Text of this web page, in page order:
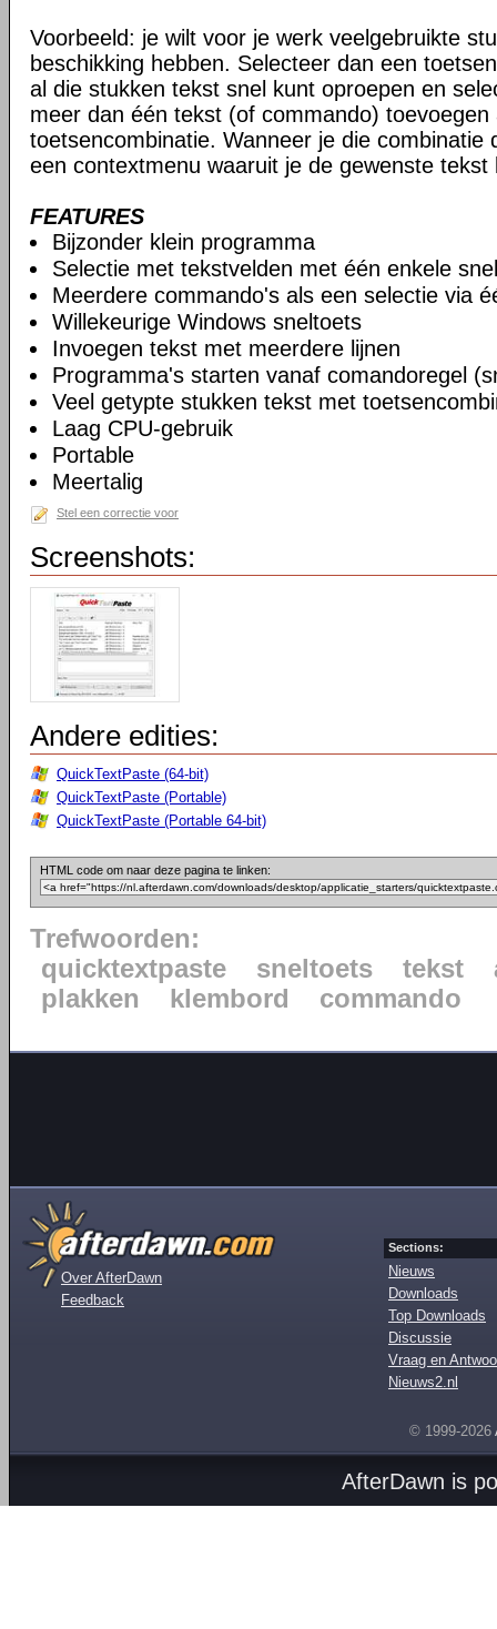
Voorbeeld: je wilt voor je werk veelgebruikte
beschikking hebben. Selecteer dan een
al die stukken tekst snel kunt oproepen en
meer dan één tekst (of commando) toevoegen
toetsencombinatie. Wanneer je die combinatie
een contextmenu waaruit je de gewenste tekst
FEATURES
Bijzonder klein programma
Selectie met tekstvelden met één enkele
Meerdere commando's als een selectie via
Willekeurige Windows sneltoets
Invoegen tekst met meerdere lijnen
Programma's starten vanaf comandoregel
Veel getypte stukken tekst met
Laag CPU-gebruik
Portable
Meertalig
Stel een correctie voor
Screenshots:
Andere edities:
QuickTextPaste (64-bit)
QuickTextPaste (Portable)
QuickTextPaste (Portable 64-bit)
HTML code om naar deze pagina te linken:
Trefwoorden:
quicktextpaste
sneltoets tekst
plakken
klembord commando
Over AfterDawn
Feedback
Sections:
Nieuws
Downloads
Top Downloads
Discussie
Vraag en
Nieuws2.nl
© 1999-2026
AfterDawn is